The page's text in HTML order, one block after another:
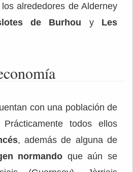
alrededores de Alderney
de Burhou y Les
con una población de
Prácticamente todos ellos
, además de alguna de
normando que aún se